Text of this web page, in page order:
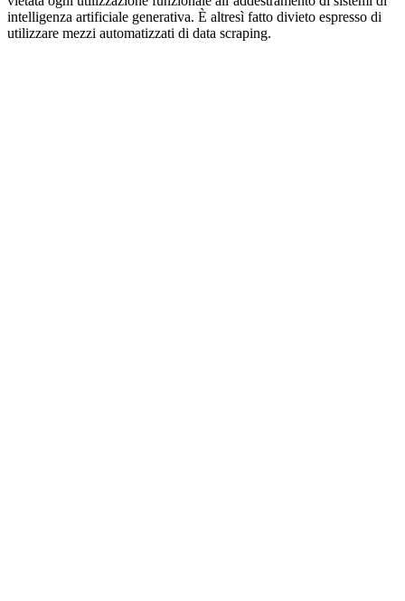
intelligenza artificiale generativa. È altresì fatto divieto espresso di
utilizzare mezzi automatizzati di data scraping.